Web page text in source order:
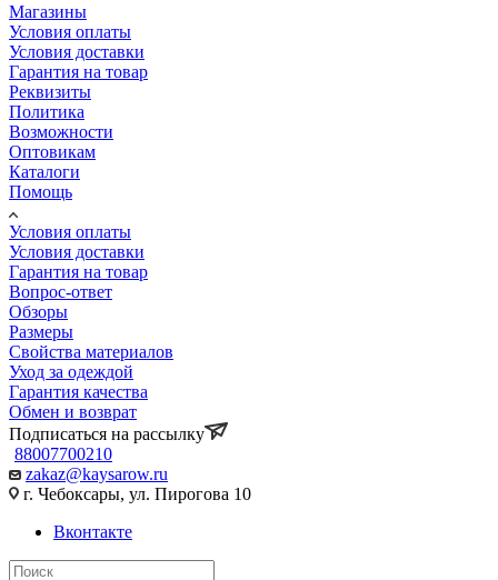
Магазины
Условия оплаты
Условия доставки
Гарантия на товар
Реквизиты
Политика
Возможности
Оптовикам
Каталоги
Помощь
Условия оплаты
Условия доставки
Гарантия на товар
Вопрос-ответ
Обзоры
Размеры
Свойства материалов
Уход за одеждой
Гарантия качества
Обмен и возврат
Подписаться на рассылку
88007700210
zakaz@kaysarow.ru
г. Чебоксары, ул. Пирогова 10
Вконтакте